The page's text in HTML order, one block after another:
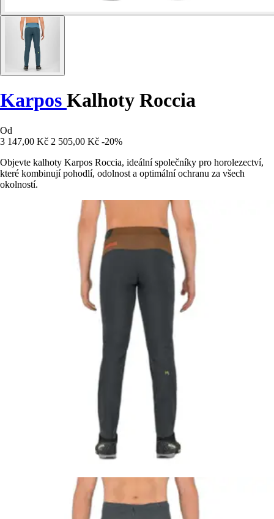
Karpos Kalhoty Roccia
Od
3 147,00 Kč 2 505,00 Kč -20%
Objevte kalhoty Karpos Roccia, ideální společníky pro horolezectví,
které kombinují pohodlí, odolnost a optimální ochranu za všech
okolností.